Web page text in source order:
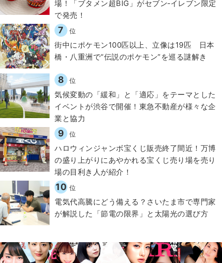
場！「ブタメン超BIG」がセブン‐イレブン限定
で発売！
7 位
街中にポケモン100匹以上、立像は19匹 日本
橋・八重洲で“伝説のポケモン”を巡る謎解き
8 位
気候変動の「緩和」と「適応」をテーマとした
イベントが渋谷で開催！東急不動産が様々な企
業と協力
9 位
ハロウィンジャンボ宝くじ販売終了間近！万博
の盛り上がりにあやかれる宝くじ売り場を売り
場の目利き人が紹介！
10 位
電気代高騰にどう備える？さいたま市で専門家
が解説した「節電の限界」と太陽光の選び方